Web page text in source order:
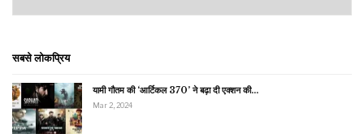
सबसे लोकप्रिय
यामी गौतम की ‘आर्टिकल 370’ ने बढ़ा दी एक्शन की…
Mar 2, 2024